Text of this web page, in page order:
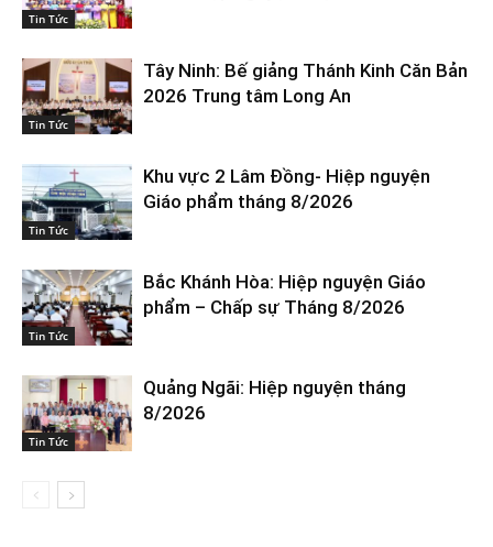
Tin Tức
Tin Tức
Tây Ninh: Bế giảng Thánh Kinh Căn Bản
2026 Trung tâm Long An
Tin Tức
Khu vực 2 Lâm Đồng- Hiệp nguyện
Giáo phẩm tháng 8/2026
Tin Tức
Bắc Khánh Hòa: Hiệp nguyện Giáo
phẩm – Chấp sự Tháng 8/2026
Tin Tức
Quảng Ngãi: Hiệp nguyện tháng
8/2026